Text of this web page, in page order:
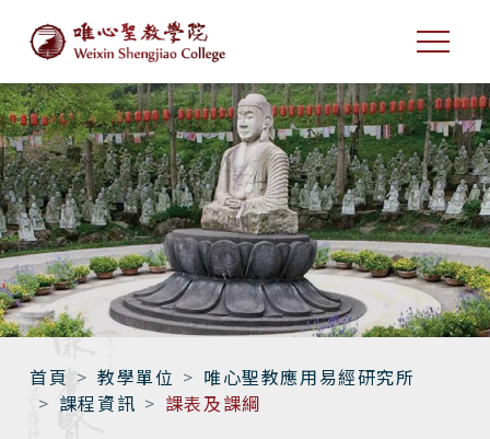
首頁 教學單位
唯心聖教應用易經研究所
課程資訊
課表及課綱